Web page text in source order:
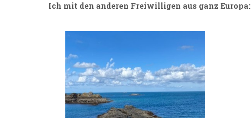
Ich mit den anderen Freiwilligen aus ganz Europa: